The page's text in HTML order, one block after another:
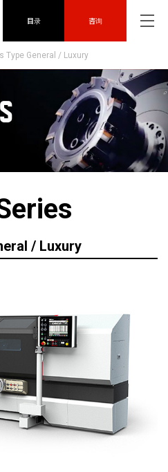
目录 咨询
Type General / Luxury
/ Luxury